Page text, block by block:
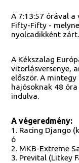
A 7:13:57 órával
Fifty-Fifty -
nyolcadikként zárt.
A Kékszalag
vitorlásversenye,
először. A
hajósoknak 48
indulva.
A végeredmény:
1. Racing Django
ó
2. MKB-Extreme
3. Prevital (Litkey